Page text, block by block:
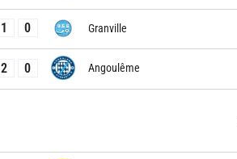
1 0 Granville
2 0 Angoulême